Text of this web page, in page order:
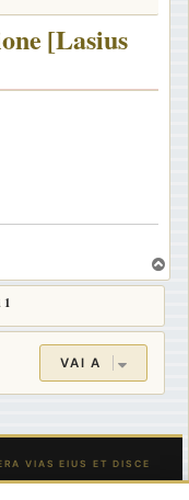
[Lasius
o
1
VAI A